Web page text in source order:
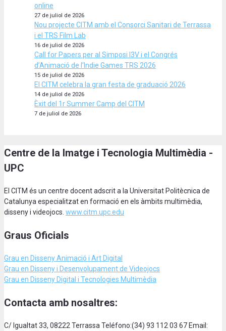
online
27 de juliol de 2026
Nou projecte CITM amb el Consorci Sanitari de Terrassa
i el TRS Film Lab
16 de juliol de 2026
Call for Papers per al Simposi I3V i el Congrés
d’Animació de l’Indie Games TRS 2026
15 de juliol de 2026
El CITM celebra la gran festa de graduació 2026
14 de juliol de 2026
Èxit del 1r Summer Camp del CITM
7 de juliol de 2026
Centre de la Imatge i Tecnologia Multimèdia -
UPC
El CITM és un centre docent adscrit a la Universitat Politècnica de
Catalunya especialitzat en formació en els àmbits multimèdia,
disseny i videojocs. www.citm.upc.edu
Graus Oficials
Grau en Disseny Animació i Art Digital
Grau en Disseny i Desenvolupament de Videojocs
Grau en Disseny Digital i Tecnologies Multimèdia
Contacta amb nosaltres:
C/ Igualtat 33, 08222 Terrassa Teléfono:(34) 93 112 03 67 Email: